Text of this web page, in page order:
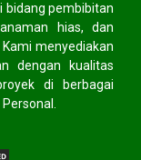
bidang pembibitan
hias, dan
menyediakan
dengan kualitas
di berbagai